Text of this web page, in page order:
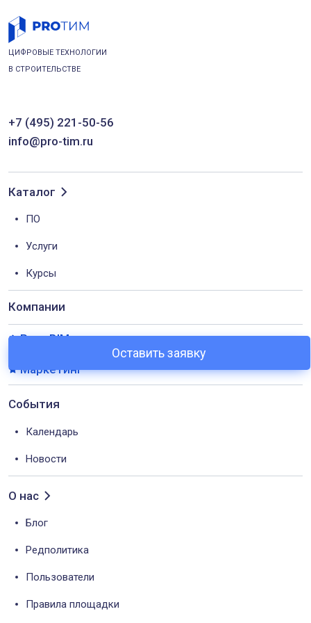
Оставить заявку
ЦИФРОВЫЕ ТЕХНОЛОГИИ
В СТРОИТЕЛЬСТВЕ
+7 (495) 221-50-56
info@pro-tim.ru
Каталог
ПО
Услуги
Курсы
Компании
PromBIM
Маркетинг
События
Календарь
Новости
О нас
Блог
Редполитика
Пользователи
Правила площадки